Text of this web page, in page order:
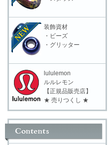
装飾資材
・ビーズ
・グリッター
lululemon
ルルレモン
【正規品販売店】
★ 売りつくし ★